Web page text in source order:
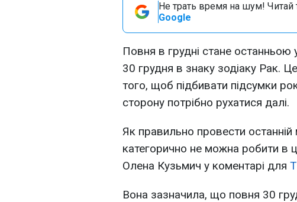
Не трать время на шум! Читай
Google
Повня в грудні стане останньою
30 грудня в знаку зодіаку Рак.
того, щоб підбивати підсумки
сторону потрібно рухатися далі.
Як правильно провести
категорично не можна робити в
Олена Кузьмич у коментарі для
Вона зазначила, що повня 30